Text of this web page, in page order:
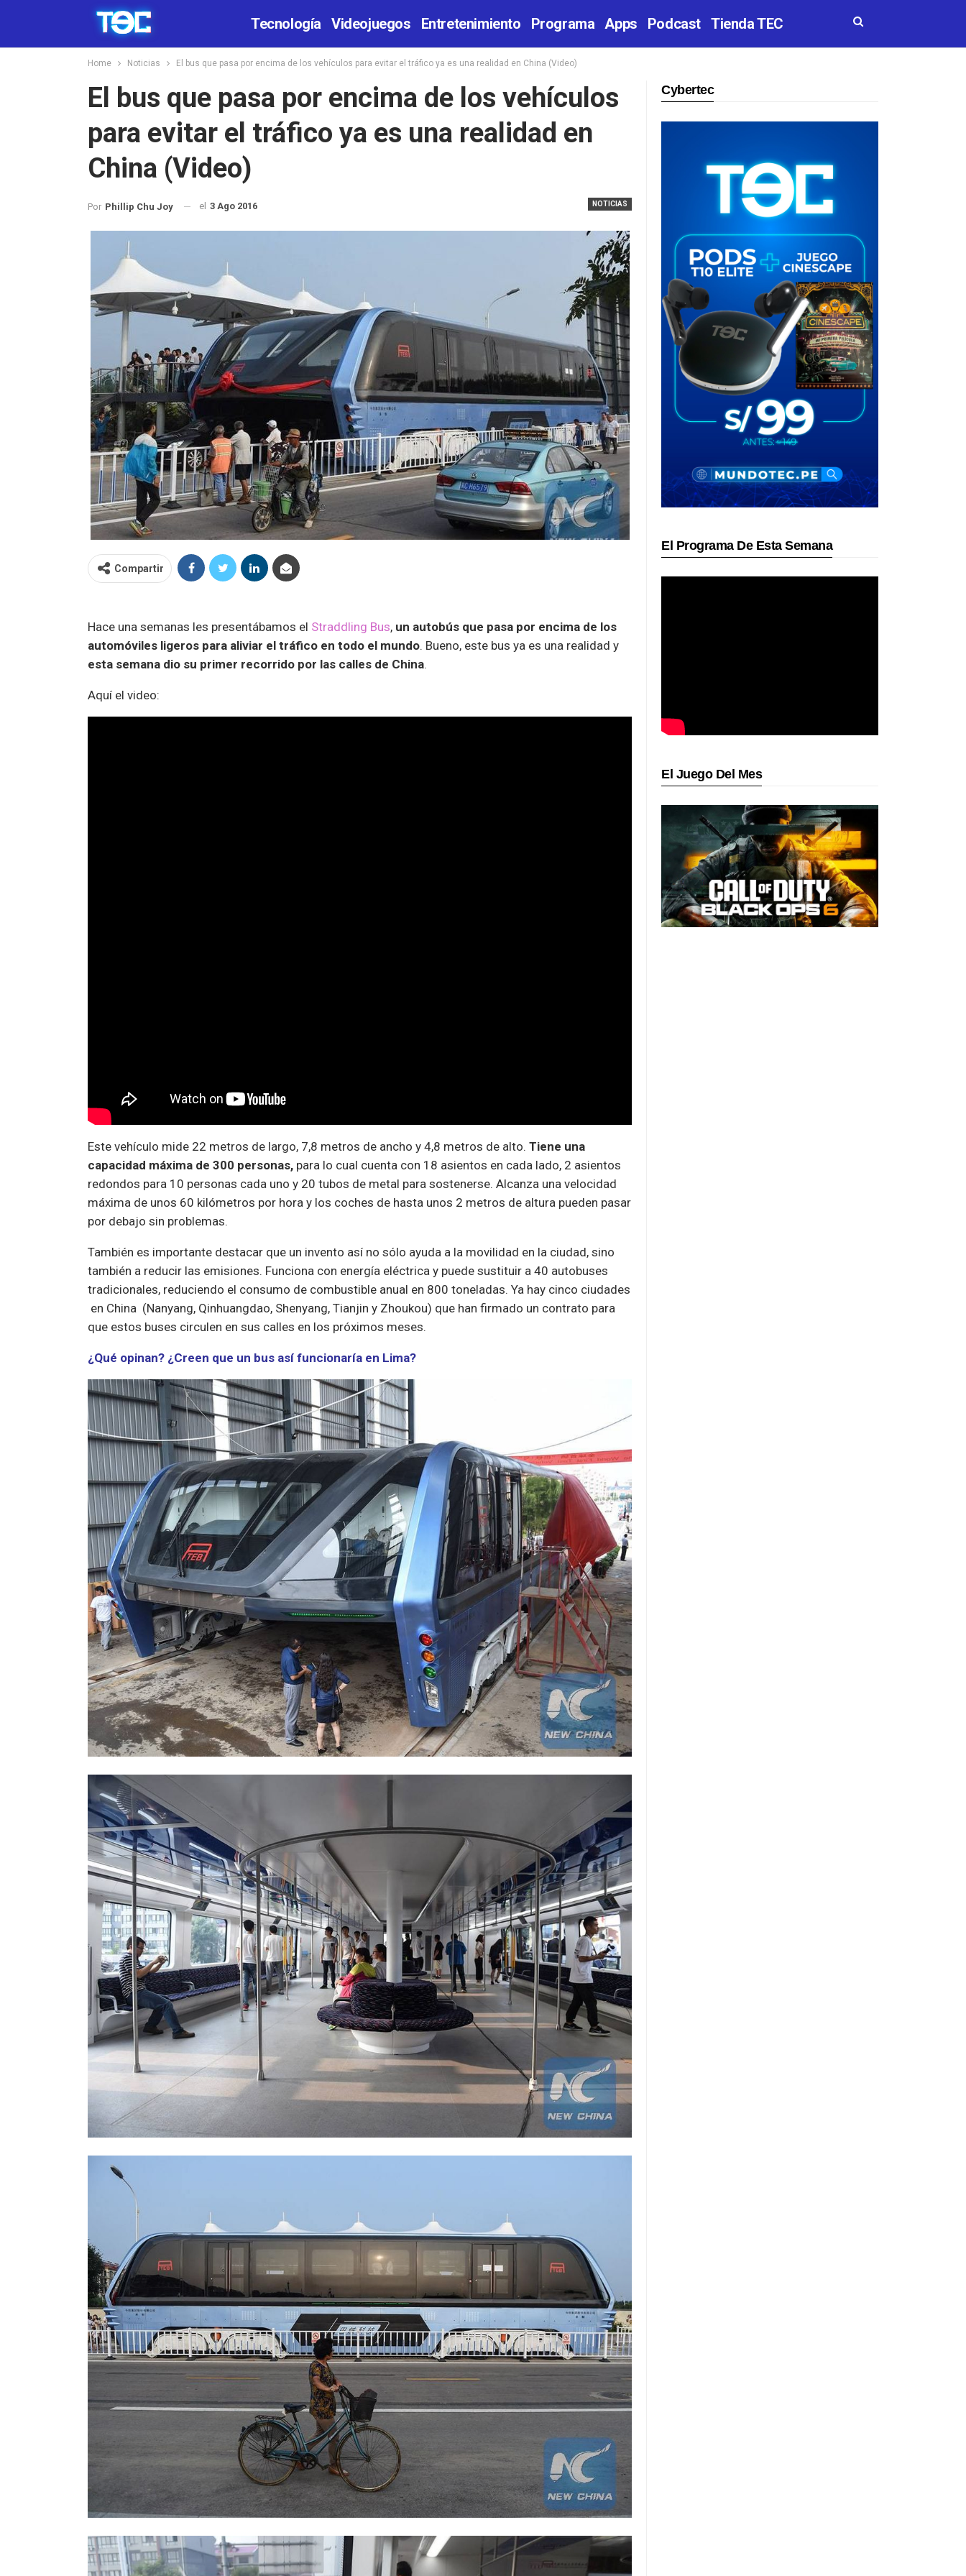
Tecnología Videojuegos Entretenimiento Programa Apps Podcast Tienda TEC
Home Noticias El bus que pasa por encima de los vehículos para evitar el tráfico ya es una realidad en China (Video)
El bus que pasa por encima de los vehículos
para evitar el tráfico ya es una realidad en
China (Video)
NOTICIAS
Por Phillip Chu Joy el 3 Ago 2016
Compartir
Hace una semanas les presentábamos el Straddling Bus, un autobús que pasa por encima de los
automóviles ligeros para aliviar el tráfico en todo el mundo. Bueno, este bus ya es una realidad y
esta semana dio su primer recorrido por las calles de China.
Aquí el video:
Este vehículo mide 22 metros de largo, 7,8 metros de ancho y 4,8 metros de alto. Tiene una
capacidad máxima de 300 personas, para lo cual cuenta con 18 asientos en cada lado, 2 asientos
redondos para 10 personas cada uno y 20 tubos de metal para sostenerse. Alcanza una velocidad
máxima de unos 60 kilómetros por hora y los coches de hasta unos 2 metros de altura pueden pasar
por debajo sin problemas.
También es importante destacar que un invento así no sólo ayuda a la movilidad en la ciudad, sino
también a reducir las emisiones. Funciona con energía eléctrica y puede sustituir a 40 autobuses
tradicionales, reduciendo el consumo de combustible anual en 800 toneladas. Ya hay cinco ciudades
en China (Nanyang, Qinhuangdao, Shenyang, Tianjin y Zhoukou) que han firmado un contrato para
que estos buses circulen en sus calles en los próximos meses.
¿Qué opinan? ¿Creen que un bus así funcionaría en Lima?
Cybertec
El Programa De Esta Semana
El Juego Del Mes